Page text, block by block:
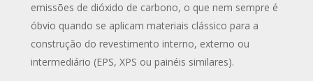
emissões de dióxido de carbono, o que nem sempre é
óbvio quando se aplicam materiais clássico para a
construção do revestimento interno, externo ou
intermediário (EPS, XPS ou painéis similares).